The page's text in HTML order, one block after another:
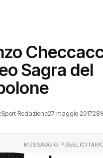
Sagra del
Redazione27 maggio 2017
MESSAGGIO